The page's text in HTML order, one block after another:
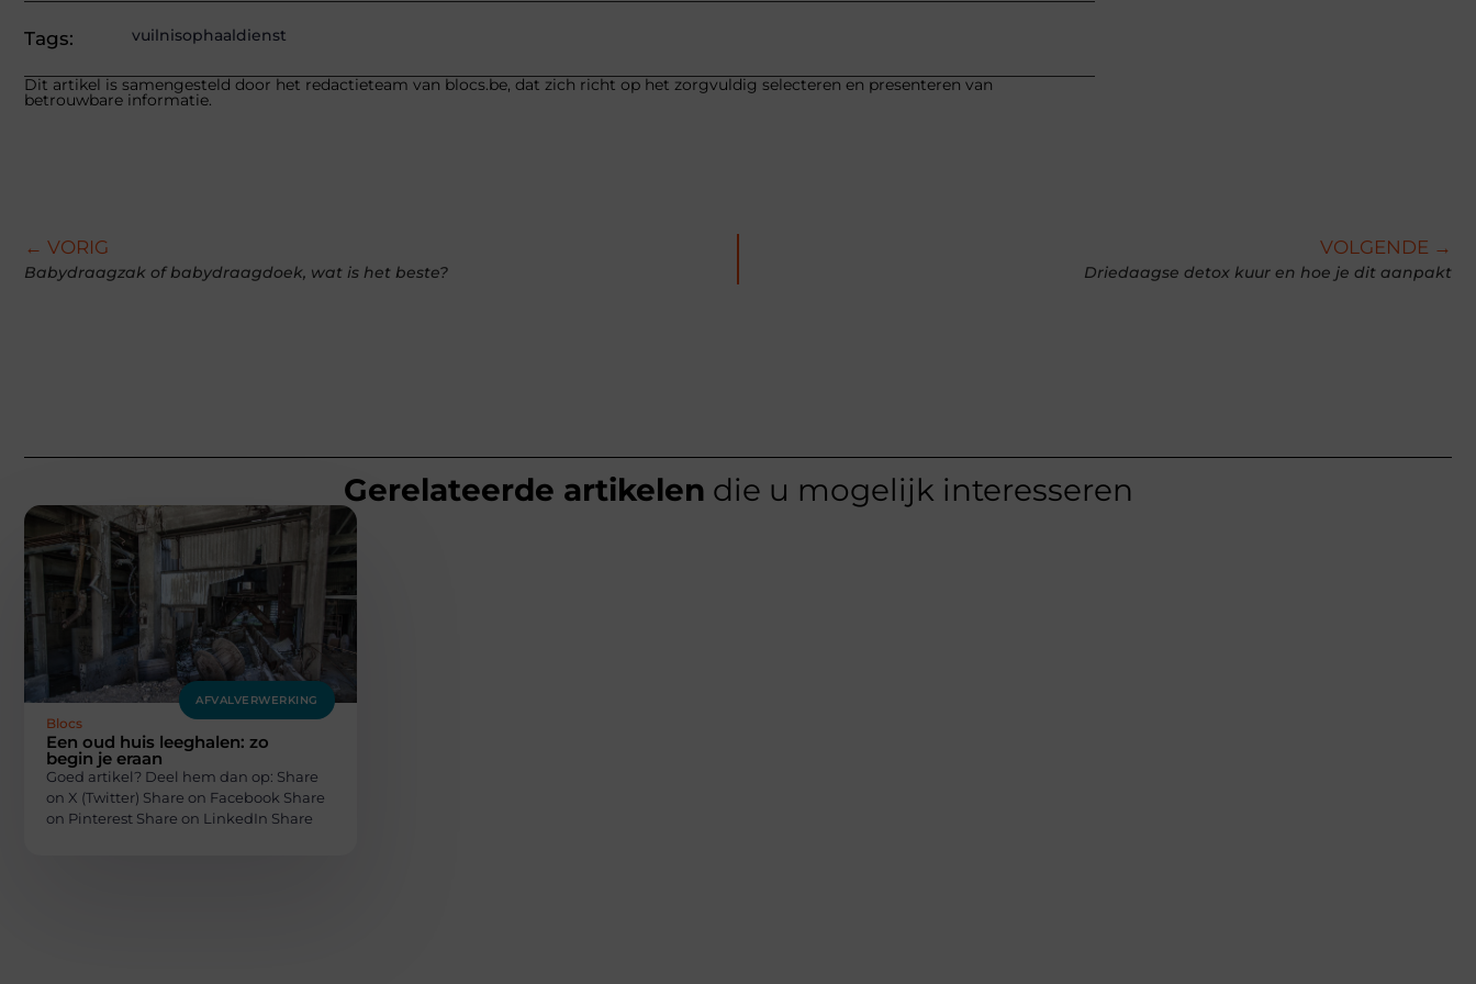
Tags: vuilnisophaaldienst
Dit artikel is samengesteld door het redactieteam van blocs.be, dat zich richt op het zorgvuldig selecteren en presenteren van
betrouwbare informatie.
← VORIG
Babydraagzak of babydraagdoek, wat is het beste?
VOLGENDE →
Driedaagse detox kuur en hoe je dit aanpakt
Gerelateerde artikelen die u mogelijk interesseren
AFVALVERWERKING
Blocs
Een oud huis leeghalen: zo
begin je eraan
Goed artikel? Deel hem dan op: Share
on X (Twitter) Share on Facebook Share
on Pinterest Share on LinkedIn Share